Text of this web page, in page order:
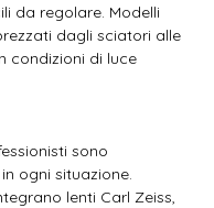
da regolare. Modelli
dagli sciatori alle
condizioni di luce
sono
ogni situazione.
lenti Carl Zeiss,